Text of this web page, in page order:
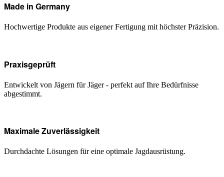
Made in Germany
Hochwertige Produkte aus eigener Fertigung mit höchster Präzision.
Praxisgeprüft
Entwickelt von Jägern für Jäger - perfekt auf Ihre Bedürfnisse
abgestimmt.
Maximale Zuverlässigkeit
Durchdachte Lösungen für eine optimale Jagdausrüstung.